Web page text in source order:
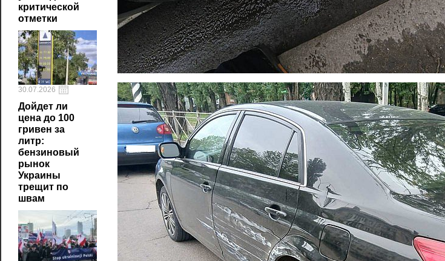
критической
отметки
30.07.2026
Дойдет ли
цена до 100
гривен за
литр:
бензиновый
рынок
Украины
трещит по
швам